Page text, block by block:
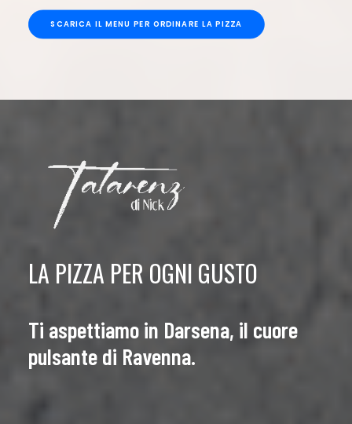
SCARICA IL MENU PER ORDINARE LA PIZZA
LA PIZZA PER OGNI GUSTO
Ti aspettiamo in Darsena, il cuore
pulsante di Ravenna.